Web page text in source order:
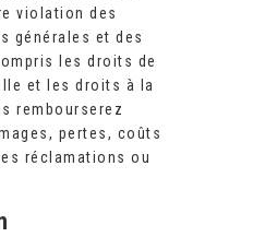
violation des
générales et des
les droits de
et les droits à la
rembourserez
pertes, coûts
réclamations ou